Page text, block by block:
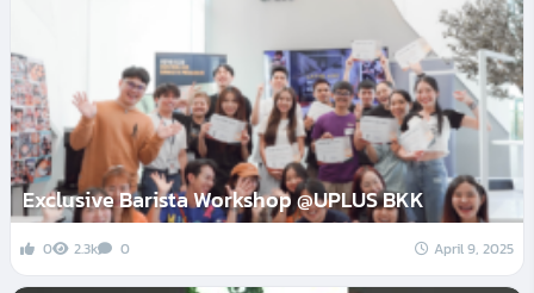
Exclusive Barista Workshop @UPLUS BKK
0 2.3k 0 April 9, 2025